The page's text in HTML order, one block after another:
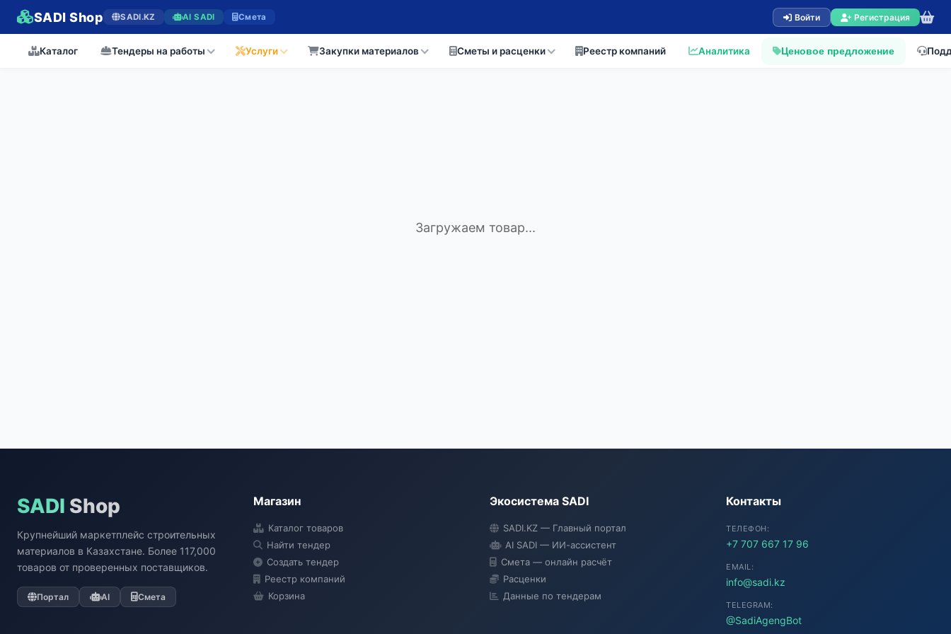
SADI Shop SADI.KZ AI SADI Смета Войти Регистрация
Каталог Тендеры на работы Услуги Закупки материалов Сметы и расценки Реестр компаний Аналитика Ценовое предложение
Загружаем товар...
SADI Shop
Крупнейший маркетплейс строительных
материалов в Казахстане. Более 117,000
товаров от проверенных поставщиков.
Портал AI Смета
Магазин
Каталог товаров
Найти тендер
Создать тендер
Реестр компаний
Корзина
Экосистема SADI
SADI.KZ — Главный портал
AI SADI — ИИ-ассистент
Смета — онлайн расчёт
Расценки
Данные по тендерам
Контакты
ТЕЛЕФОН:
+7 707 667 17 96
EMAIL:
info@sadi.kz
TELEGRAM:
@SadiAgengBot